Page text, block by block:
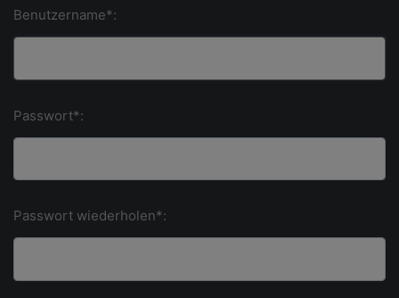
Benutzername*:
Passwort*:
Passwort wiederholen*: